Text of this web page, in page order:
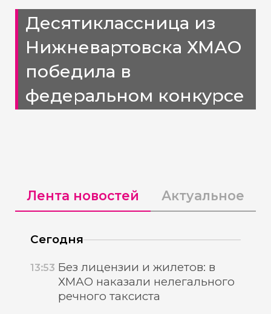
Десятиклассница из
Нижневартовска ХМАО
победила в
федеральном конкурсе
Лента новостей Актуальное
Сегодня
13:53 Без лицензии и жилетов: в
ХМАО наказали нелегального
речного таксиста